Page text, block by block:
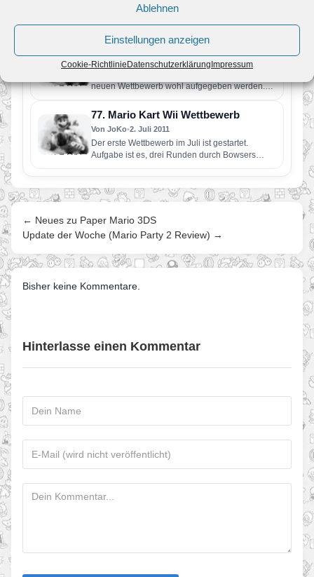
Ablehnen
Einstellungen anzeigen
Cookie-RichtlinieDatenschutzerklärungImpressum
Nintendo wiederholt erneut einen alten
78. Mario Kart Wii Wettbewerb
Von JoKo •15. Juli 2011
neuen Wettbewerb wohl aufgegeben werden.
77. Mario Kart Wii Wettbewerb
Von JoKo•2. Juli 2011
Der erste Wettbewerb im Juli ist gestartet.
Aufgabe ist es, drei Runden durch Bowsers
Festung zu fahren. Dabei…
← Neues zu Paper Mario 3DS
Update der Woche (Mario Party 2 Review) →
Bisher keine Kommentare.
Hinterlasse einen Kommentar